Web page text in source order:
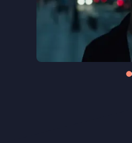
mannelijk sekswerk,
als de zoektocht naar
de schaamte die we
wie we werkelijk zijn.
"Indrukwekkende